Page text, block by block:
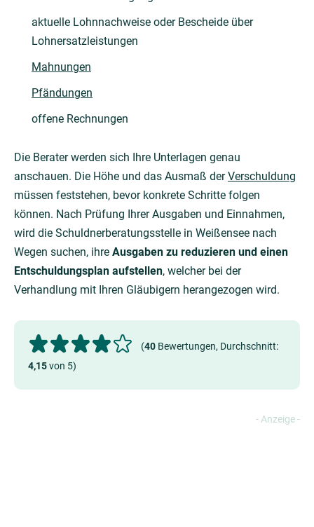
aktuelle Lohnnachweise oder Bescheide über
Lohnersatzleistungen
Mahnungen
Pfändungen
offene Rechnungen
Die Berater werden sich Ihre Unterlagen genau
anschauen. Die Höhe und das Ausmaß derVerschuldung
müssen feststehen, bevor konkrete Schritte folgen
können. Nach Prüfung Ihrer Ausgaben und Einnahmen,
wird die Schuldnerberatungsstelle in Weißensee nach
Wegen suchen, ihre Ausgaben zu reduzieren und einen
Entschuldungsplan aufstellen, welcher bei der
Verhandlung mit Ihren Gläubigern herangezogen wird.
(40 Bewertungen, Durchschnitt:
4,15von 5)